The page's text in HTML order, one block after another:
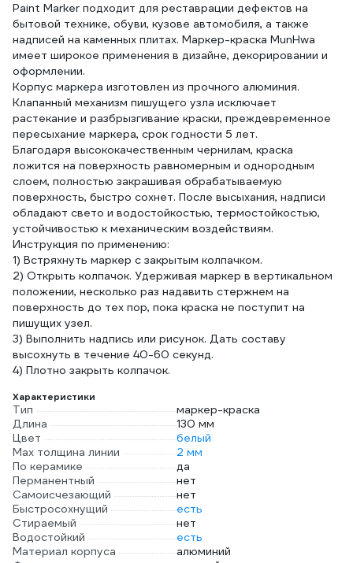
Paint Marker подходит для реставрации дефектов на
бытовой технике, обуви, кузове автомобиля, а также
надписей на каменных плитах. Маркер-краска MunHwa
имеет широкое применения в дизайне, декорировании и
оформлении.
Корпус маркера изготовлен из прочного алюминия.
Клапанный механизм пишущего узла исключает
растекание и разбрызгивание краски, преждевременное
пересыхание маркера, срок годности 5 лет.
Благодаря высококачественным чернилам, краска
ложится на поверхность равномерным и однородным
слоем, полностью закрашивая обрабатываемую
поверхность, быстро сохнет. После высыхания, надписи
обладают свето и водостойкостью, термостойкостью,
устойчивостью к механическим воздействиям.
Инструкция по применению:
1) Встряхнуть маркер с закрытым колпачком.
2) Открыть колпачок. Удерживая маркер в вертикальном
положении, несколько раз надавить стержнем на
поверхность до тех пор, пока краска не поступит на
пишущих узел.
3) Выполнить надпись или рисунок. Дать составу
высохнуть в течение 40-60 секунд.
4) Плотно закрыть колпачок.
Характеристики
Тип
маркер-краска
Длина
130 мм
Цвет
белый
Мах толщина линии
2 мм
По керамике
да
Перманентный
нет
Самоисчезающий
нет
Быстросохнущий
есть
Стираемый
нет
Водостойкий
есть
Материал корпуса
алюминий